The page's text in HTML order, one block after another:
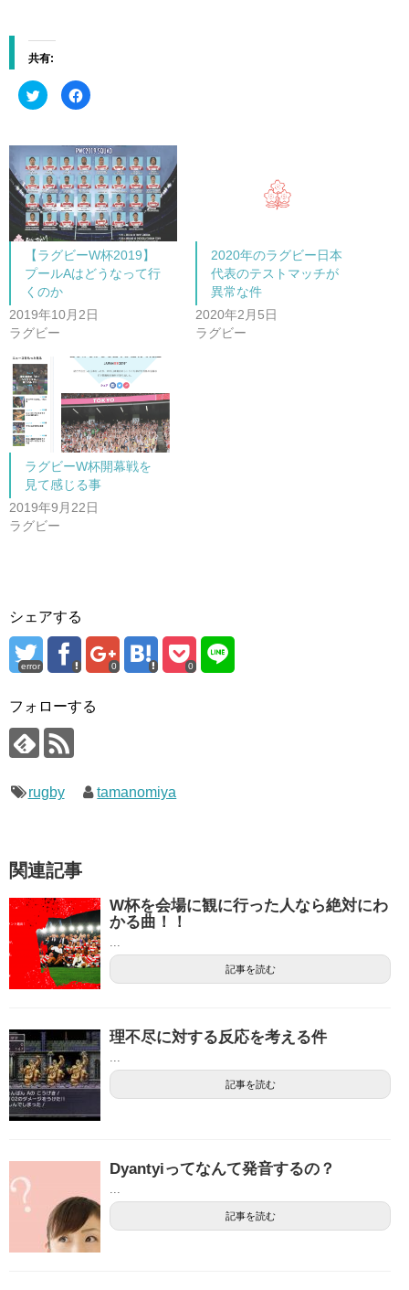
共有:
ク
リ
て
T
w
i
t
t
e
r
で
共
有
新
し
い
ウ
ィ
ン
ウ
で
開
き
ま
す
)
F
a
o
o
k
で
共
有
す
る
に
は
ク
リ
ッ
て
く
い
(
新
い
ウ
ィ
ン
ド
ウ
で
開
き
す
【ラグビーW杯2019】
プールAはどうなって行
くのか
2019年10月2日
ラグビー
2020年のラグビー日本
代表のテストマッチが
異常な件
2020年2月5日
ラグビー
ラグビーW杯開幕戦を
見て感じる事
2019年9月22日
ラグビー
シェアする
error 0 0
フォローする
rugby tamanomiya
関連記事
W杯を会場に観に行った人なら絶対にわ
かる曲！！
記事を読む
理不尽に対する反応を考える件
記事を読む
Dyantyiってなんて発音するの？
記事を読む